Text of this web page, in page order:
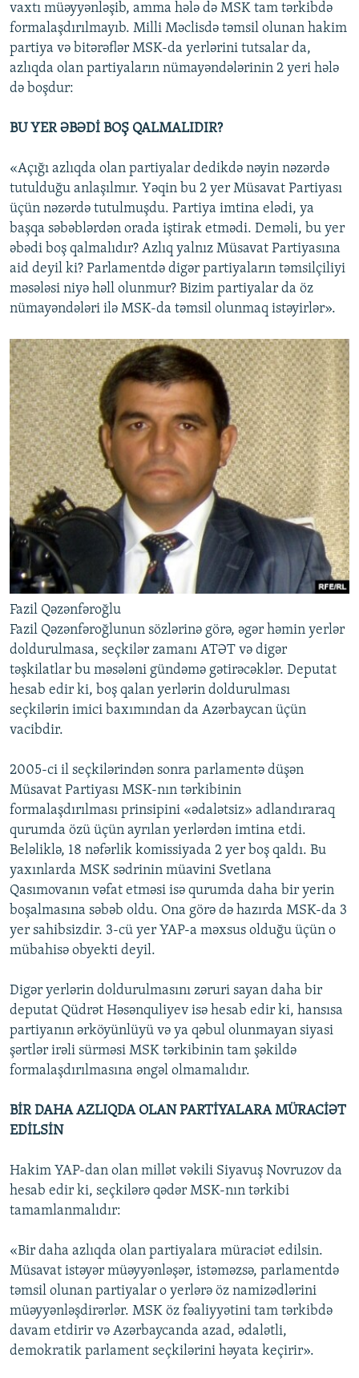
vaxtı müəyyənləşib, amma hələ də MSK tam tərkibdə
formalaşdırılmayıb. Milli Məclisdə təmsil olunan hakim
partiya və bitərəflər MSK-da yerlərini tutsalar da,
azlıqda olan partiyaların nümayəndələrinin 2 yeri hələ
də boşdur:
BU YER ƏBƏDİ BOŞ QALMALIDIR?
«Açığı azlıqda olan partiyalar dedikdə nəyin nəzərdə
tutulduğu anlaşılmır. Yəqin bu 2 yer Müsavat Partiyası
üçün nəzərdə tutulmuşdu. Partiya imtina elədi, ya
başqa səbəblərdən orada iştirak etmədi. Deməli, bu yer
əbədi boş qalmalıdır? Azlıq yalnız Müsavat Partiyasına
aid deyil ki? Parlamentdə digər partiyaların təmsilçiliyi
məsələsi niyə həll olunmur? Bizim partiyalar da öz
nümayəndələri ilə MSK-da təmsil olunmaq istəyirlər».
Fazil Qəzənfəroğlu
Fazil Qəzənfəroğlunun sözlərinə görə, əgər həmin yerlər
doldurulmasa, seçkilər zamanı ATƏT və digər
təşkilatlar bu məsələni gündəmə gətirəcəklər. Deputat
hesab edir ki, boş qalan yerlərin doldurulması
seçkilərin imici baxımından da Azərbaycan üçün
vacibdir.
2005-ci il seçkilərindən sonra parlamentə düşən
Müsavat Partiyası MSK-nın tərkibinin
formalaşdırılması prinsipini «ədalətsiz» adlandıraraq
qurumda özü üçün ayrılan yerlərdən imtina etdi.
Beləliklə, 18 nəfərlik komissiyada 2 yer boş qaldı. Bu
yaxınlarda MSK sədrinin müavini Svetlana
Qasımovanın vəfat etməsi isə qurumda daha bir yerin
boşalmasına səbəb oldu. Ona görə də hazırda MSK-da 3
yer sahibsizdir. 3-cü yer YAP-a məxsus olduğu üçün o
mübahisə obyekti deyil.
Digər yerlərin doldurulmasını zəruri sayan daha bir
deputat Qüdrət Həsənquliyev isə hesab edir ki, hansısa
partiyanın ərköyünlüyü və ya qəbul olunmayan siyasi
şərtlər irəli sürməsi MSK tərkibinin tam şəkildə
formalaşdırılmasına əngəl olmamalıdır.
BİR DAHA AZLIQDA OLAN PARTİYALARA MÜRACİƏT
EDİLSİN
Hakim YAP-dan olan millət vəkili Siyavuş Novruzov da
hesab edir ki, seçkilərə qədər MSK-nın tərkibi
tamamlanmalıdır:
«Bir daha azlıqda olan partiyalara müraciət edilsin.
Müsavat istəyər müəyyənləşər, istəməzsə, parlamentdə
təmsil olunan partiyalar o yerlərə öz namizədlərini
müəyyənləşdirərlər. MSK öz fəaliyyətini tam tərkibdə
davam etdirir və Azərbaycanda azad, ədalətli,
demokratik parlament seçkilərini həyata keçirir».